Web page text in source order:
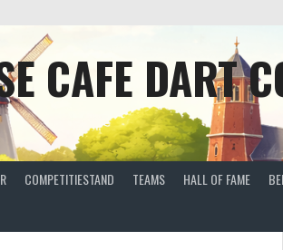
CAFE DART
COMPETITIESTAND TEAMS HALL OF FAME